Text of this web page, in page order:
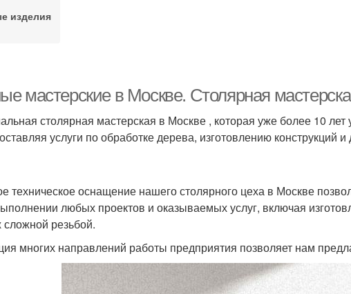
изделия
мастерские в Москве. Столярная
столярная мастерская в Москве , которая уже более 10
услуги по обработке дерева, изготовлению конструкций
техническое оснащение нашего столярного цеха в Москве
любых проектов и оказываемых услуг, включая
резьбой.
многих направлений работы предприятия позволяет нам